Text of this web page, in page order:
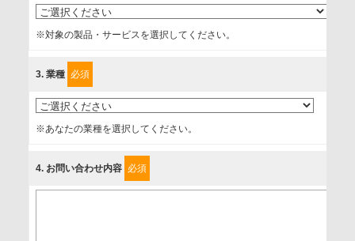
的、管理者、提供の有無、情報提供の任意性や権利について
確認し、当社への情報提供がお客様の懸念にならないよう
上げます。
事業者名
個人情報保護責任者
※対象の製品・サービスを選択してください。
3. 業種 必須
※あなたの業種を選択してください。
4. お問い合わせ内容 必須